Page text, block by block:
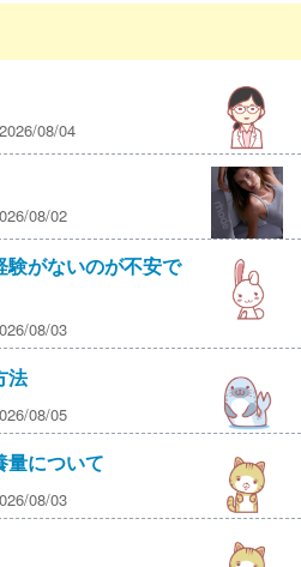
2026/08/04
08/02
がないのが不安で
08/03
法
08/05
量について
08/03